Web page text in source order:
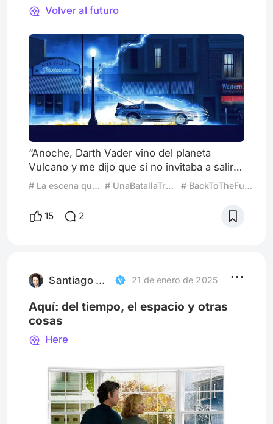
Volver al futuro
“Anoche, Darth Vader vino del planeta
Vulcano y me dijo que si no invitaba a salir a
Lorraine, me derretiría el cerebro.”
¿Volvemos al futuro o al pasado? En el cine,
cuando hablamos de “futuro”, se nos vienen
a la mente muchas películas. Pero estoy
Back to the Future. Una pelíc
# La escena que define a un director # UnaBatallaTrasOtra # BackToTheFuture
15 2
Santiago Buonasena 21 de enero de 2025
Aquí: del tiempo, el espacio y otras
cosas
Here